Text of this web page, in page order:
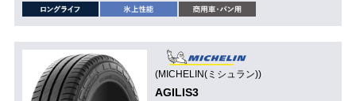
(MICHELIN(ミシュラン))
AGILIS3